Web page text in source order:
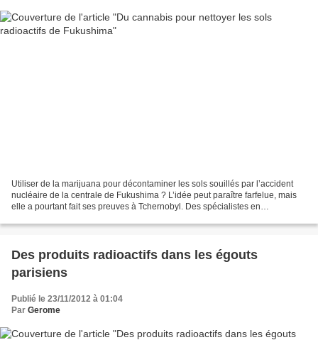
Utiliser de la marijuana pour décontaminer les sols souillés par l’accident
nucléaire de la centrale de Fukushima ? L’idée peut paraître farfelue, mais
elle a pourtant fait ses preuves à Tchernobyl. Des spécialistes en
Des produits radioactifs dans les égouts
parisiens
Publié le 23/11/2012 à 01:04
Par Gerome